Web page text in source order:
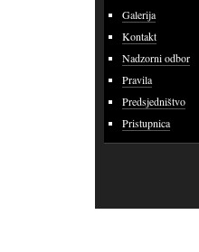
Galerija
Kontakt
Nadzorni odbor
Pravila
Predsjedništvo
Pristupnica